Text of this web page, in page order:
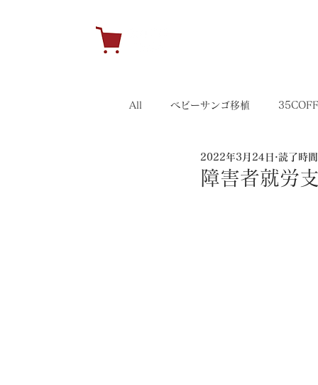
All ベビーサンゴ移植
キャンペーン 35イベント
障害者就労
2022年3月24日 読了時